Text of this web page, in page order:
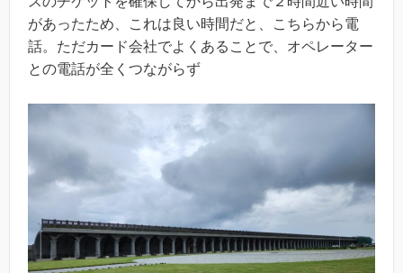
があったため、これは良い時間だと、こちらから電
話。ただカード会社でよくあることで、オペレーター
との電話が全くつながらず